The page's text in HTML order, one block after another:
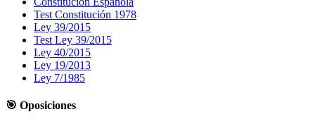
Test Constitución 1978
Ley 39/2015
Test Ley 39/2015
Ley 40/2015
Ley 19/2013
Ley 7/1985
🎯 Oposiciones